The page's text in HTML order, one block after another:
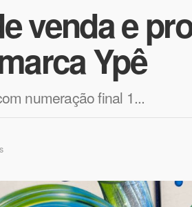
venda e
Ypê
numeração final 1...